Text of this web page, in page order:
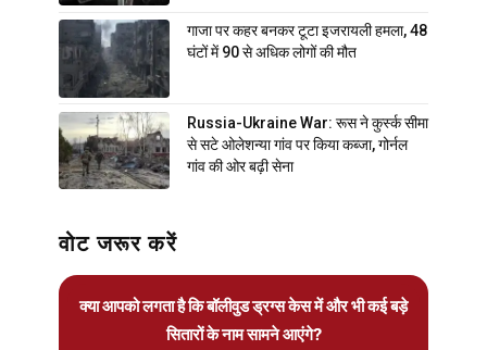
गाजा पर कहर बनकर टूटा इजरायली हमला, 48
घंटों में 90 से अधिक लोगों की मौत
Russia-Ukraine War: रूस ने कुर्स्क सीमा
से सटे ओलेशन्या गांव पर किया कब्जा, गोर्नल
गांव की ओर बढ़ी सेना
वोट जरूर करें
क्या आपको लगता है कि बॉलीवुड ड्रग्स केस में और भी कई बड़े
सितारों के नाम सामने आएंगे?